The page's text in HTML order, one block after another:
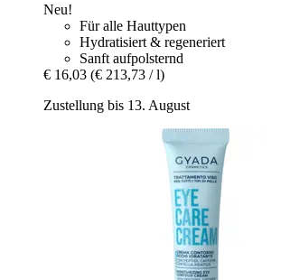
Neu!
Für alle Hauttypen
Hydratisiert & regeneriert
Sanft aufpolsternd
€ 16,03 (€ 213,73 / l)
Zustellung bis 13. August